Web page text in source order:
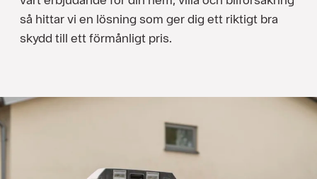
så hittar vi en lösning som ger dig ett riktigt bra
skydd till ett förmånligt pris.